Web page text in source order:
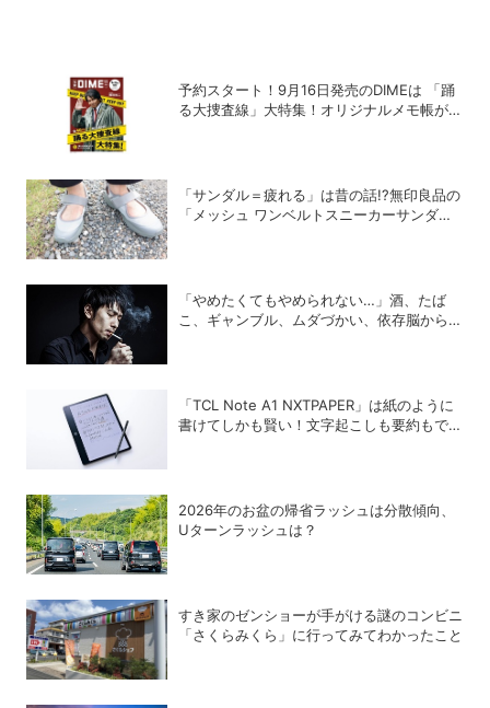
予約スタート！9月16日発売のDIMEは 「踊
る大捜査線」大特集！オリジナルメモ帳が特
「サンダル＝疲れる」は昔の話!?無印良品の
「メッシュ ワンベルトスニーカーサンダ
「やめたくてもやめられない…」酒、たば
こ、ギャンブル、ムダづかい、依存脳から脱
「TCL Note A1 NXTPAPER」は紙のように
書けてしかも賢い！文字起こしも要約もでき
2026年のお盆の帰省ラッシュは分散傾向、
Uターンラッシュは？
すき家のゼンショーが手がける謎のコンビニ
「さくらみくら」に行ってみてわかったこと